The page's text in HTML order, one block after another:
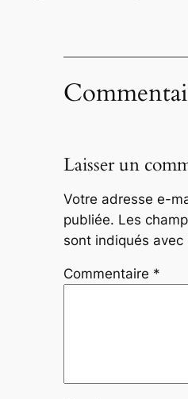
Laisser un
Votre adresse e-
publiée. Les
sont indiqués avec
Commentaire *